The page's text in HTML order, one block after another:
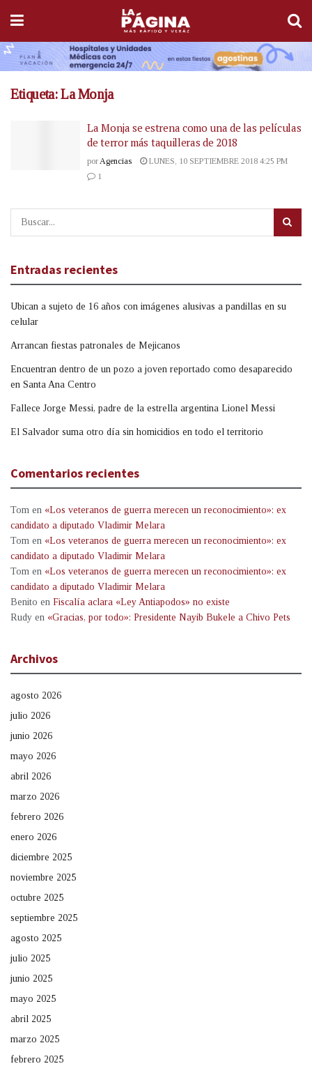
Etiqueta:La Monja
La Monja se estrena como una de las películas
de terror más taquilleras de 2018
por Agencias
LUNES, 10 SEPTIEMBRE 2018 4:25 PM
1
Entradas recientes
Ubican a sujeto de 16 años con imágenes alusivas a pandillas en su
celular
Arrancan fiestas patronales de Mejicanos
Encuentran dentro de un pozo a joven reportado como desaparecido
en Santa Ana Centro
Fallece Jorge Messi, padre de la estrella argentina Lionel Messi
El Salvador suma otro día sin homicidios en todo el territorio
Comentarios recientes
Tom en «Los veteranos de guerra merecen un reconocimiento»: ex
candidato a diputado Vladimir Melara
Tom en «Los veteranos de guerra merecen un reconocimiento»: ex
candidato a diputado Vladimir Melara
Tom en «Los veteranos de guerra merecen un reconocimiento»: ex
candidato a diputado Vladimir Melara
Benito en Fiscalía aclara «Ley Antiapodos» no existe
Rudy en «Gracias, por todo»: Presidente Nayib Bukele a Chivo Pets
Archivos
agosto 2026
julio 2026
junio 2026
mayo 2026
abril 2026
marzo 2026
febrero 2026
enero 2026
diciembre 2025
noviembre 2025
octubre 2025
septiembre 2025
agosto 2025
julio 2025
junio 2025
mayo 2025
abril 2025
marzo 2025
febrero 2025